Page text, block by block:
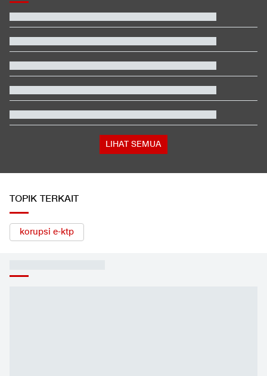
Menkes Tanggapi Pasien BPJS Meninggal yang Sempat Dicibir
Dokter
Pelatih Vietnam Buka Suara Balas Komentar Justin Hubner Soal
Piala AFF
Polisi Menang Praperadilan, Status Tersangka Korupsi Rp1,9 M
Daftar Juara Piala Presiden usai Persebaya Bungkam Persib
Kabar Bahagia Bulutangkis Indonesia, Leo-Indah Sah Menikah
Tanpa Tes
TOPIK TERKAIT
korupsi e-ktp